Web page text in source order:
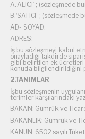
A.‘ALICI’ ; (sözleşmede
B.‘SATICI’ ;
AD- SOYAD:
ADRES:
İş bu sözleşmeyi kabul
onayladığı takdirde
gibi belirtilen ek ücretleri
konuda bilgilendirildiğini
2.TANIMLAR
İşbu sözleşmenin
terimler karşılarındaki
BAKAN: Gümrük ve
BAKANLIK: Gümrük ve
KANUN: 6502 sayılı